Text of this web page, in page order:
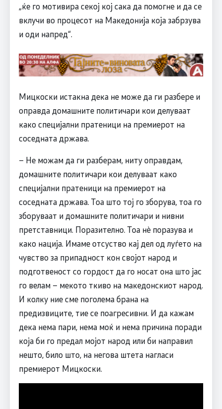
„ќе го мотивира секој кој сака да помогне и да се
вклучи во процесот на Македонија која забрзува
и оди напред“.
Мицкоски истакна дека не може да ги разбере и
оправда домашните политичари кои делуваат
како специјални пратеници на премиерот на
соседната држава.
– Не можам да ги разберам, ниту оправдам,
домашните политичари кои делуваат како
специјални пратеници на премиерот на
соседната држава. Тоа што тој го зборува, тоа го
зборуваат и домашните политичари и нивни
претставници. Поразително. Тоа нè поразува и
како нација. Имаме отсуство кај дел од луѓето на
чувство за припадност кон својот народ и
подготвеност со гордост да го носат она што јас
го велам – мекото ткиво на македонскиот народ.
И колку ние сме поголема брана на
предизвиците, тие се поагресивни. И да кажам
дека нема пари, нема моќ и нема причина поради
која би го предал мојот народ или би направил
нешто, било што, на негова штета нагласи
премиерот Мицкоски.